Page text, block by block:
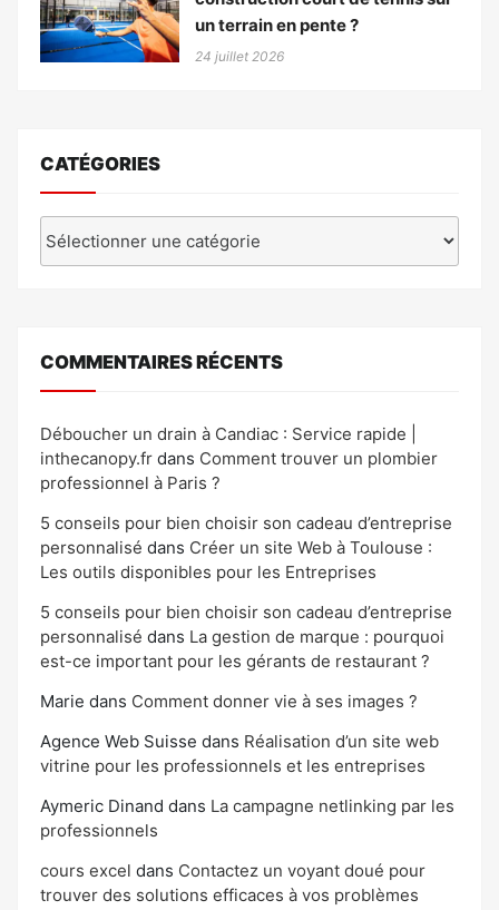
un terrain en pente ?
24 juillet 2026
CATÉGORIES
COMMENTAIRES RÉCENTS
Déboucher un drain à Candiac : Service rapide |
inthecanopy.fr dans Comment trouver un plombier
professionnel à Paris ?
5 conseils pour bien choisir son cadeau d’entreprise
personnalisé dans Créer un site Web à Toulouse :
Les outils disponibles pour les Entreprises
5 conseils pour bien choisir son cadeau d’entreprise
personnalisé dans La gestion de marque : pourquoi
est-ce important pour les gérants de restaurant ?
Marie dans Comment donner vie à ses images ?
Agence Web Suisse dans Réalisation d’un site web
vitrine pour les professionnels et les entreprises
Aymeric Dinand dans La campagne netlinking par les
professionnels
cours excel dans Contactez un voyant doué pour
trouver des solutions efficaces à vos problèmes